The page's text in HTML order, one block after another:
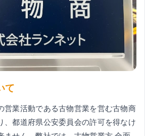
て
営業活動である古物営業を営む古物商
、都道府県公安委員会の許可を得なけ